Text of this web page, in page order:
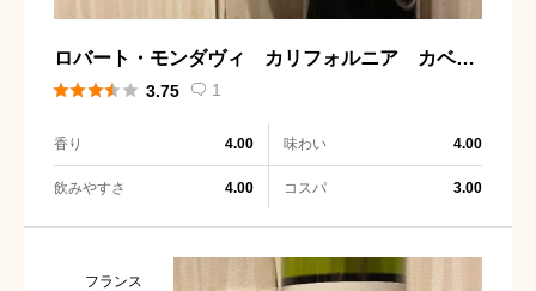
ロバート・モンダヴィ カリフォルニア カベル
ネ・ソーヴィニョン
 3.75  1
香り 4.00 味わい 4.00
飲みやすさ 4.00 コスパ 3.00
フランス